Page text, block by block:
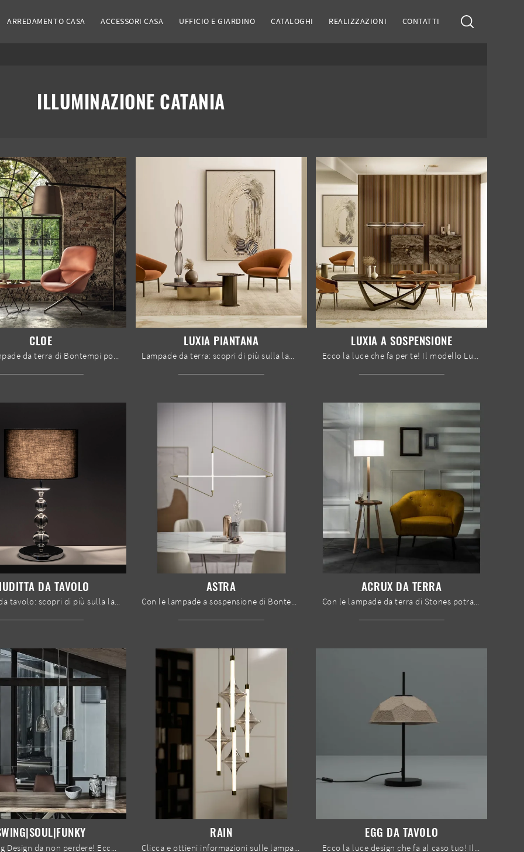
ARREDAMENTO CASA ACCESSORI CASA UFFICIO E GIARDINO CATALOGHI REALIZZAZIONI CONTATTI
ILLUMINAZIONE CATANIA
CLOE
Con le lampade da terra di Bontempi potrai arricchire i tuoi locali: clicca e scopri Cloe!
LUXIA PIANTANA
Lampade da terra: scopri di più sulla lampada Luxia Piantana in vetro che ti consigliamo.
LUXIA A SOSPENSIONE
Ecco la luce che fa per te! Il modello Luxia a sospensione è una delle nostre lampade a sospensione di Bontempi.
DA TAVOLO
Lampade da tavolo: scopri di più sulla lampada Giuditta da tavolo in plastica che ti proponiamo.
ASTRA
Con le lampade a sospensione di Bontempi potrai arricchire i tuoi locali: clicca e scopri Astra!
ACRUX DA TERRA
Con le lampade da terra di Stones potrai arricchire i tuoi spazi: clicca e scopri Acrux da terra!
RAIN EGG DA TAVOLO